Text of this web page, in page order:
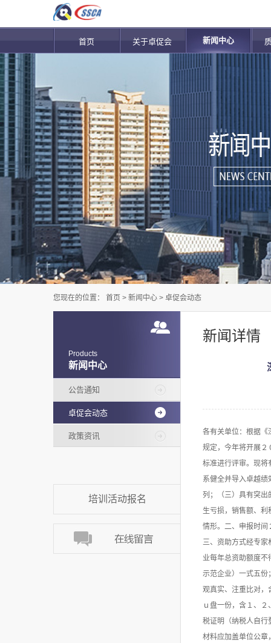
首页 关于卓促会 新闻中心
新闻中心
Products
公告通知
卓促会动态
政策资讯
培训活动报名
新闻详情
您现在的位置： 首页 > 新闻中心 > 卓促会动态
各有关单位：根据《
规定，今年将开展２
标准进行评审。现将
系健全并导入卓越
列；（三）具有突
生亏损，销售额、
情形。二、申报时间
三、资助方式经专家
业每年总资助额度不
示范企业）一式五份
观真实、注重比对，
ｕ盘一份，含１、
税证明（纳税人自行
材料应加盖单位公章